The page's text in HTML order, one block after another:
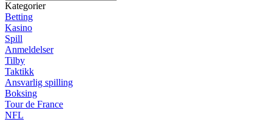
Kategorier
Betting
Kasino
Spill
Anmeldelser
Tilby
Taktikk
Ansvarlig spilling
Boksing
Tour de France
NFL